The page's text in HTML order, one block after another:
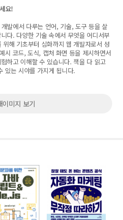
요!
발에서 다루는 언어, 기술, 도구 등을 살
다. 다양한 기술 속에서 무엇을 어디서부
해 기초부터 심화까지 웹 개발자로서 성
시 코드, 도식, 캡처 화면 등을 제시하면서
하고 이해할 수 있습니다. 책을 다 읽고
있는 시야를 가지게 됩니다.
이미지 보기